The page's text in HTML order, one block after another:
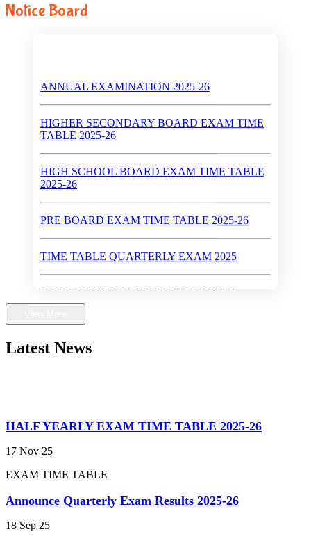
Notice Board
HIGHER SECONDARY BOARD EXAM TIME
TABLE 2025-26
HIGH SCHOOL BOARD EXAM TIME TABLE
2025-26
PRE BOARD EXAM TIME TABLE 2025-26
TIME TABLE QUARTERLY EXAM 2025
QUARTERLY EXAM 2025 SEPTEMBER
First Rank in Gwalior District in High School Exam
High School Exam 2024
व्यक्तित्व विकास शिविर 2024-25
ANNUAL RESULT 2023-24 FOR CLASS 9TH
2023-24)
Latest News
17 Nov 25
EXAM TIME TABLE
18 Sep 25
Announce Quarterly Exam Results 2025-2026